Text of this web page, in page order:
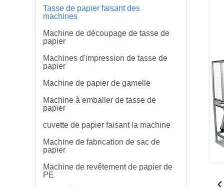
Tasse de papier faisant des
machines
Machine de découpage de tasse de
papier
Machines d'impression de tasse de
papier
Machine de papier de gamelle
Machine à emballer de tasse de
papier
cuvette de papier faisant la machine
Machine de fabrication de sac de
papier
Machine de revêtement de papier de
PE